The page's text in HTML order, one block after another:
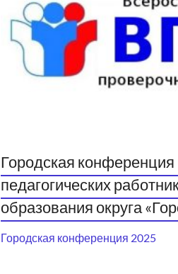
Городская
педагогических
образования округа
Городская конференция 2025